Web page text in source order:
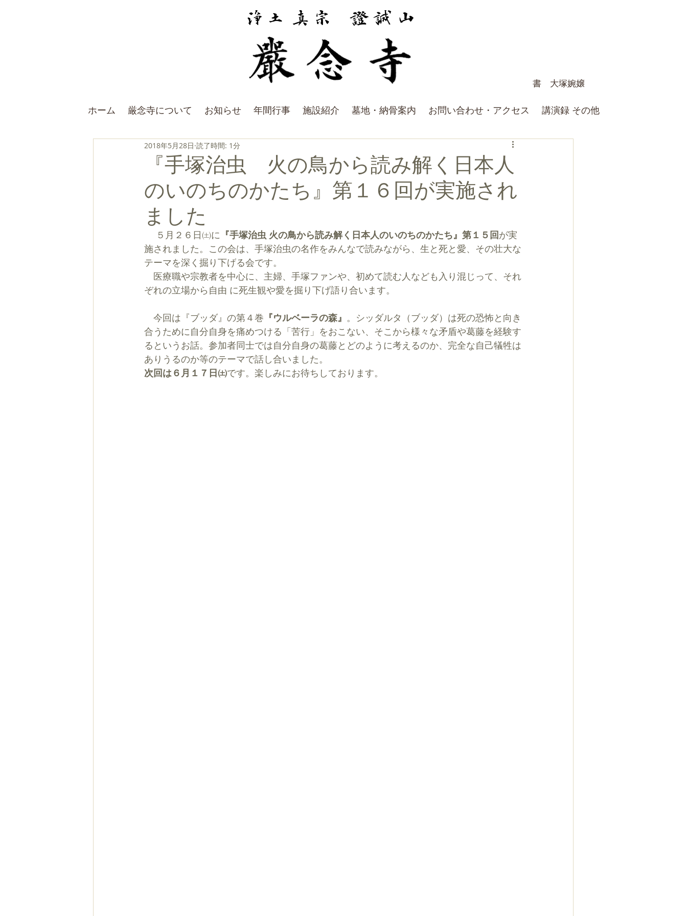
書 大塚婉嬢
ホーム 厳念寺について お知らせ 年間行事 施設紹介 墓地・納骨案内 お問い合わせ・アクセス 講演録 その他
『手塚治虫 火の鳥から読み解く日本人
のいのちのかたち』第１６回が実施され
ました
2018年5月28日 読了時間: 1分
５月２６日㈯に 『手塚治虫 火の鳥から読み解く日本人のいのちのかたち』第１５回が実
施されました。この会は、手塚治虫の名作をみんなで読みながら、生と死と愛、その壮大な
テーマを深く掘り下げる会です。
医療職や宗教者を中心に、主婦、手塚ファンや、初めて読む人なども入り混じって、それ
ぞれの立場から自由 に死生観や愛を掘り下げ語り合います。
今回は『ブッダ』の第４巻 『ウルベーラの森』 。シッダルタ（ブッダ）は死の恐怖と向き
合うために自分自身を痛めつける「苦行」をおこない、そこから様々な矛盾や葛藤を経験す
るというお話。参加者同士では自分自身の葛藤とどのように考えるのか、完全な自己犠牲は
ありうるのか等のテーマで話し合いました。
次回は６月１７日㈯です。楽しみにお待ちしております。